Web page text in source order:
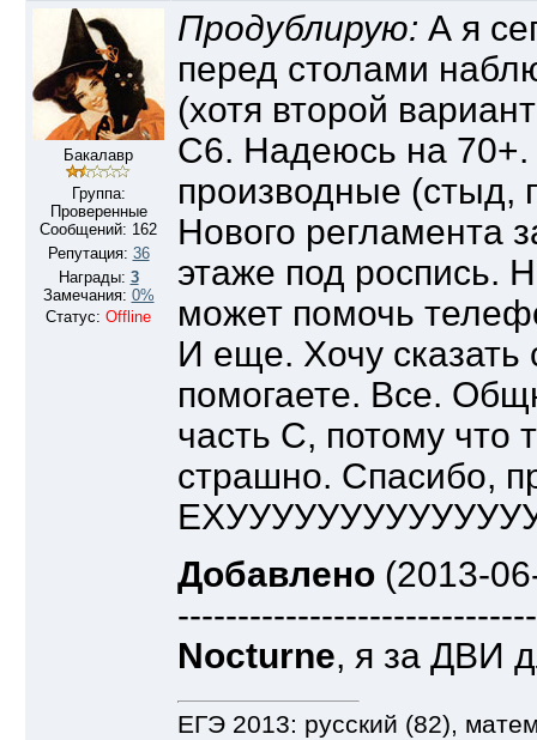
Бакалавр
Группа:
Проверенные
Сообщений: 162
Репутация: 36
Награды: 3
Замечания: 0%
Статус: Offline
Продублирую: А я
перед столами
(хотя второй
С6. Надеюсь на 70+.
производные (стыд,
Нового регламента
этаже под роспись.
может помочь
И еще. Хочу
помогаете. Все.
часть С, потому что
страшно. Спасибо,
Добавлено (2013-
Nocturne, я за ДВИ
ЕГЭ 2013: русский (82),